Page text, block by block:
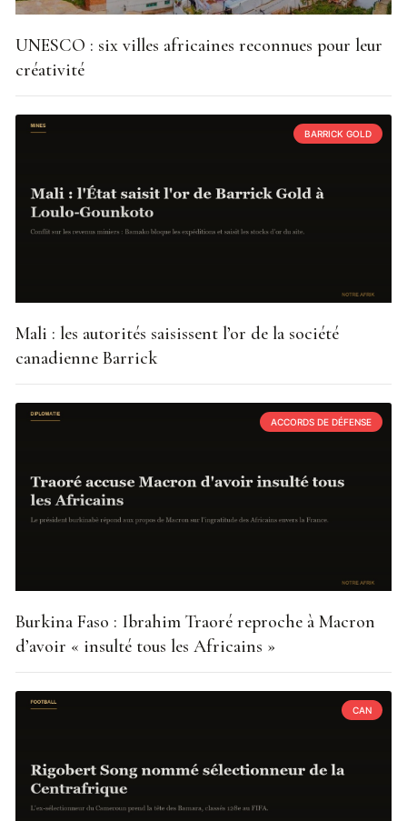
UNESCO : six villes africaines reconnues pour leur
créativité
BARRICK GOLD
Mali : les autorités saisissent l’or de la société
canadienne Barrick
ACCORDS DE DÉFENSE
Burkina Faso : Ibrahim Traoré reproche à Macron
d’avoir « insulté tous les Africains »
CAN